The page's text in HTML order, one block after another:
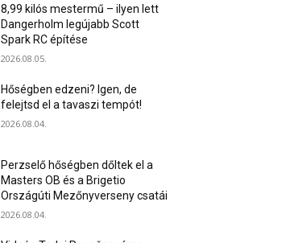
8,99 kilós mestermű – ilyen lett
Dangerholm legújabb Scott
Spark RC építése
2026.08.05.
Hőségben edzeni? Igen, de
felejtsd el a tavaszi tempót!
2026.08.04.
Perzselő hőségben dőltek el a
Masters OB és a Brigetio
Országúti Mezőnyverseny csatái
2026.08.04.